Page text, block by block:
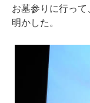
お墓参りに行っ
明かした。